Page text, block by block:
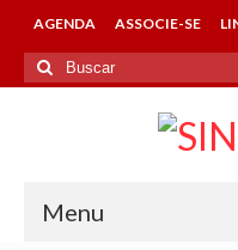
AGENDA ASSOCIE-SE
Buscar
por:
Menu